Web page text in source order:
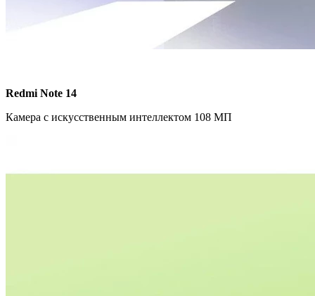
Redmi Note 14
Камера с искусственным интеллектом 108 МП